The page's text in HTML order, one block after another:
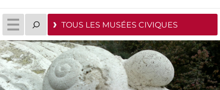
TOUS LES MUSÉES CIVIQUES